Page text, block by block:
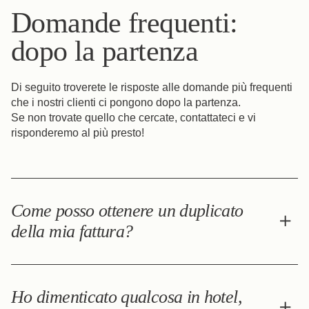
colazione: è inclusa nel prezzo del soggiorno.
Domande frequenti:
dopo la partenza
Di seguito troverete le risposte alle domande più frequenti
che i nostri clienti ci pongono dopo la partenza.
Se non trovate quello che cercate, contattateci e vi
risponderemo al più presto!
Come posso ottenere un duplicato
della mia fattura?
Ho dimenticato qualcosa in hotel,